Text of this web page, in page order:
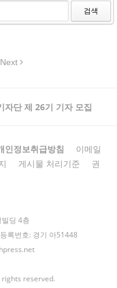
검색
Next
자단 제 26기 기자 모집
인정보취급방침
이메일
게시물 처리기준
권
딩 4층
록번호: 경기 아51448
reserved.